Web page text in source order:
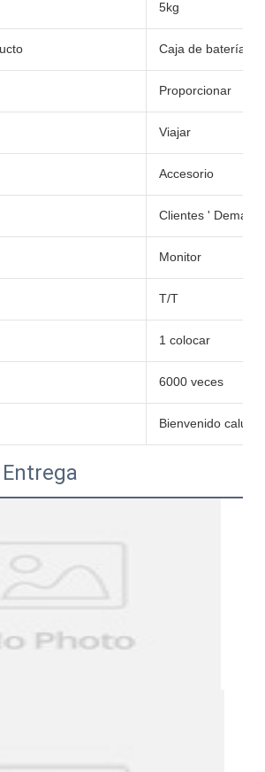
5kg
Caja de batería
Proporcionar
Viajar
Accesorio
Clientes '
Monitor
T/T
1 colocar
6000 veces
Bienvenido